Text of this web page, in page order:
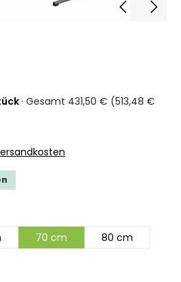
· Gesamt 431,50 € (513,48 €
70 cm 80 cm